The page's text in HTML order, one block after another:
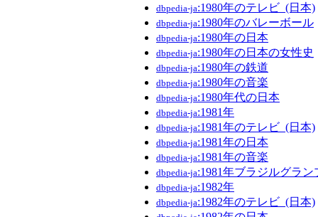
dbpedia-ja:1980年のテレビ_(日本)
dbpedia-ja:1980年のバレーボール
dbpedia-ja:1980年の日本
dbpedia-ja:1980年の日本の女性史
dbpedia-ja:1980年の鉄道
dbpedia-ja:1980年の音楽
dbpedia-ja:1980年代の日本
dbpedia-ja:1981年
dbpedia-ja:1981年のテレビ_(日本)
dbpedia-ja:1981年の日本
dbpedia-ja:1981年の音楽
dbpedia-ja:1981年ブラジルグラン
dbpedia-ja:1982年
dbpedia-ja:1982年のテレビ_(日本)